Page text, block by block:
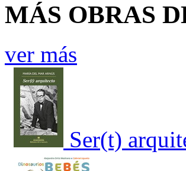
MÁS OBRAS
ver más
Ser(t)